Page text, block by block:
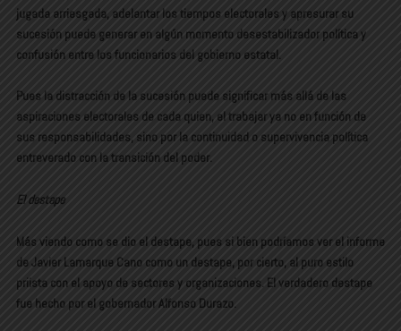
jugada arriesgada, adelantar los tiempos electorales y apresurar su
sucesión puede generar en algún momento desestabilizador política y
confusión entre los funcionarios del gobierno estatal.
Pues la distracción de la sucesión puede significar más allá de las
aspiraciones electorales de cada quien, el trabajar ya no en función de
sus responsabilidades, sino por la continuidad o supervivencia política
entreverado con la transición del poder.
El destape
Más viendo como se dio el destape, pues si bien podríamos ver el informe
de Javier Lamarque Cano como un destape, por cierto, al puro estilo
priista con el apoyo de sectores y organizaciones. El verdadero destape
fue hecho por el gobernador Alfonso Durazo.